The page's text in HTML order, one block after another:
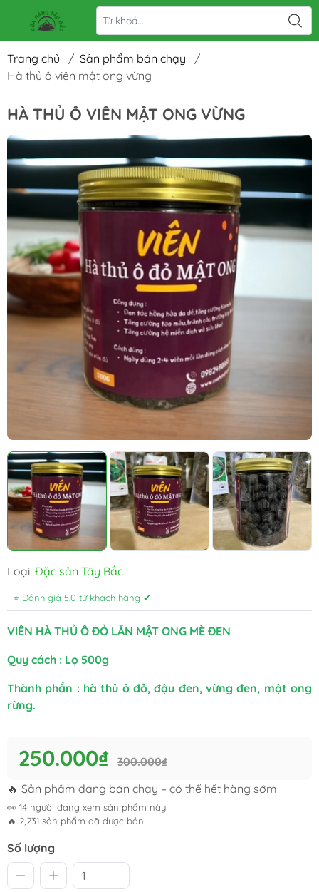
Trang chủ / Sản phẩm bán chạy
/
Hà thủ ô viên mật ong vừng
HÀ THỦ Ô VIÊN MẬT ONG VỪNG
Loại: Đặc sản Tây Bắc
⭐ Đánh giá 5.0 từ khách hàng ✔
VIÊN HÀ THỦ Ô ĐỎ LĂN MẬT ONG MÈ ĐEN
Quy cách : Lọ 500g
Thành phần : hà thủ ô đỏ, đậu đen, vừng đen, mật ong
rừng.
250.000₫ 300.000₫
🔥 Sản phẩm đang bán chạy – có thể hết hàng sớm
👀 14 người đang xem sản phẩm này
🔥 2,231 sản phẩm đã được bán
Số lượng